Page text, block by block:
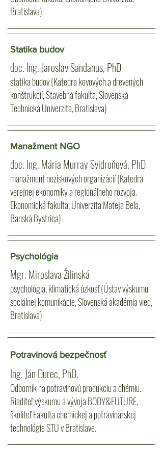
Bratislava)
Statika budov
doc. Ing. Jaroslav Sandanus, PhD
statika budov (Katedra kovových a drevených
konštrukcií, Stavebná fakulta, Slovenská
Technická Univerzita, Bratislava)
Manažment NGO
doc. Ing. Mária Murray Svidroňová, PhD
manažment neziskových organizácií (Katedra
verejnej ekonomiky a regionálneho rozvoja.
Ekonomická fakulta, Univerzita Mateja Bela,
Banská Bystrica)
Psychológia
Mgr. Miroslava Žilinská
psychológia, klimatická úzkosť (Ústav výskumu
sociálnej komunikácie, Slovenská akadémia vied,
Bratislava)
Potravinová bezpečnosť
Ing. Ján Durec, PhD.
Odborník na potravinovú produkciu a chémiu.
Riaditeľ výskumu a vývoja BODY&FUTURE,
školiteľ Fakulta chemickej a potravinárskej
technológie STU v Bratislave.